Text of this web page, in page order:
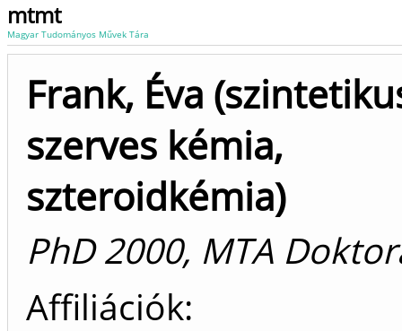
mtmt
Magyar Tudományos Művek Tára
Frank, Éva
szerves kémia,
szteroidkémia)
PhD 2000, MTA
Affiliációk